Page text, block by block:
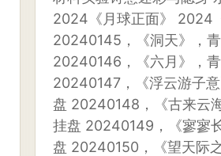
2024《月球正面》 2024
20240145，《洞天》，
20240146，《六月》，
20240147，《浮云游子
盘 20240148，《古来云
挂盘 20240149，《寥寥
盘 20240150，《望天际